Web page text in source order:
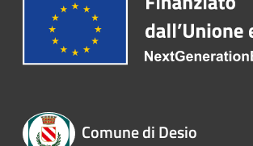
Comune di Desio